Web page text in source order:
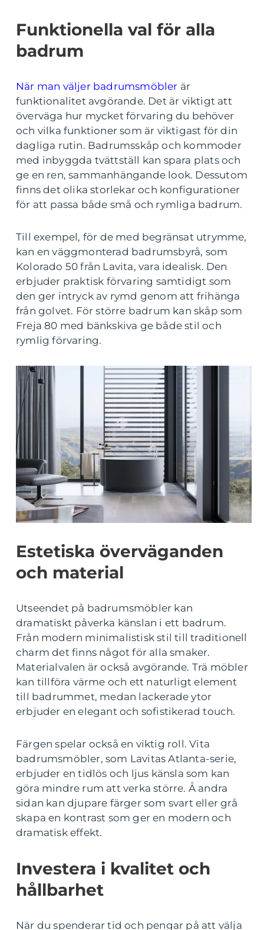
Funktionella val för alla
badrum
När man väljer badrumsmöbler är
funktionalitet avgörande. Det är viktigt att
överväga hur mycket förvaring du behöver
och vilka funktioner som är viktigast för din
dagliga rutin. Badrumsskåp och kommoder
med inbyggda tvättställ kan spara plats och
ge en ren, sammanhängande look. Dessutom
finns det olika storlekar och konfigurationer
för att passa både små och rymliga badrum.
Till exempel, för de med begränsat utrymme,
kan en väggmonterad badrumsbyrå, som
Kolorado 50 från Lavita, vara idealisk. Den
erbjuder praktisk förvaring samtidigt som
den ger intryck av rymd genom att frihänga
från golvet. För större badrum kan skåp som
Freja 80 med bänkskiva ge både stil och
rymlig förvaring.
Estetiska överväganden
och material
Utseendet på badrumsmöbler kan
dramatiskt påverka känslan i ett badrum.
Från modern minimalistisk stil till traditionell
charm det finns något för alla smaker.
Materialvalen är också avgörande. Trä möbler
kan tillföra värme och ett naturligt element
till badrummet, medan lackerade ytor
erbjuder en elegant och sofistikerad touch.
Färgen spelar också en viktig roll. Vita
badrumsmöbler, som Lavitas Atlanta-serie,
erbjuder en tidlös och ljus känsla som kan
göra mindre rum att verka större. Å andra
sidan kan djupare färger som svart eller grå
skapa en kontrast som ger en modern och
dramatisk effekt.
Investera i kvalitet och
hållbarhet
När du spenderar tid och pengar på att välja